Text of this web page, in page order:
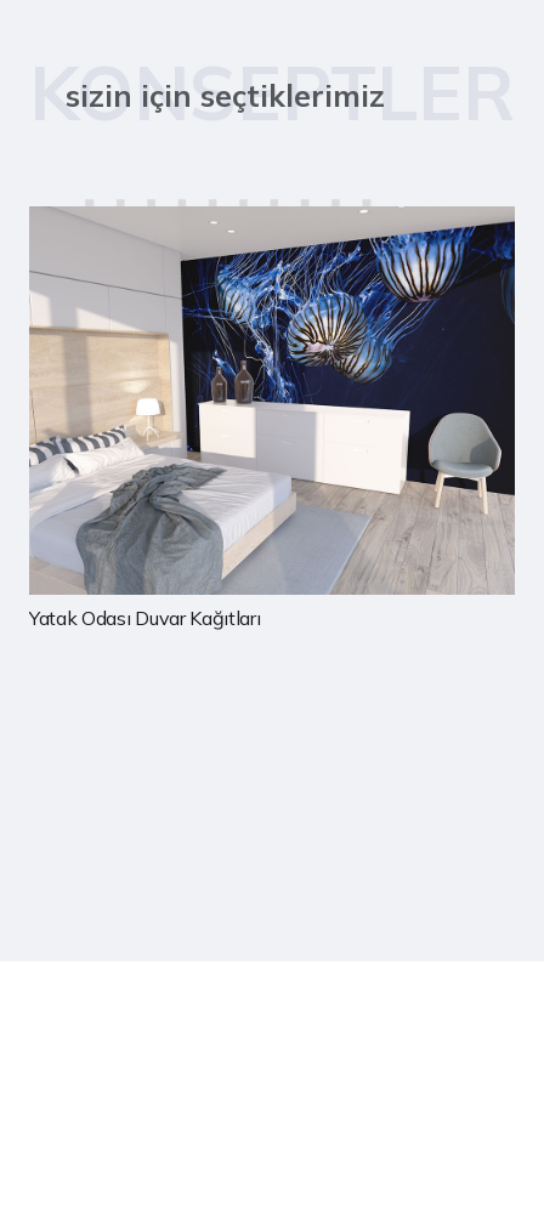
KONSEPTLER
sizin için seçtiklerimiz
Duvar Kağıtları